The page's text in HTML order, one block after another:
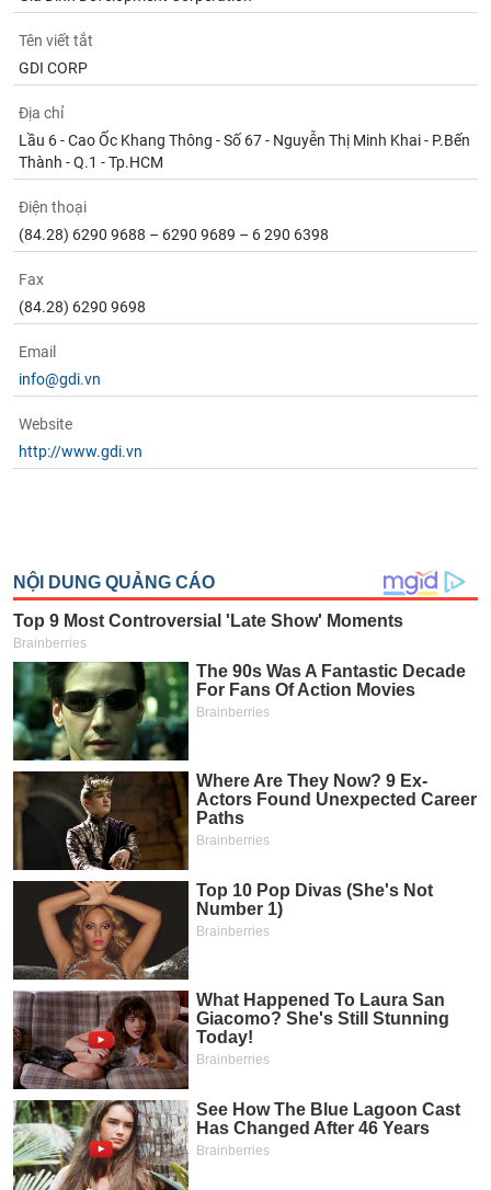
Tên viết tắt
GDI CORP
Địa chỉ
Lầu 6 - Cao Ốc Khang Thông - Số 67 - Nguyễn Thị Minh Khai - P.Bến
Thành - Q.1 - Tp.HCM
Điện thoại
(84.28) 6290 9688 – 6290 9689 – 6 290 6398
Fax
(84.28) 6290 9698
Email
info@gdi.vn
Website
http://www.gdi.vn